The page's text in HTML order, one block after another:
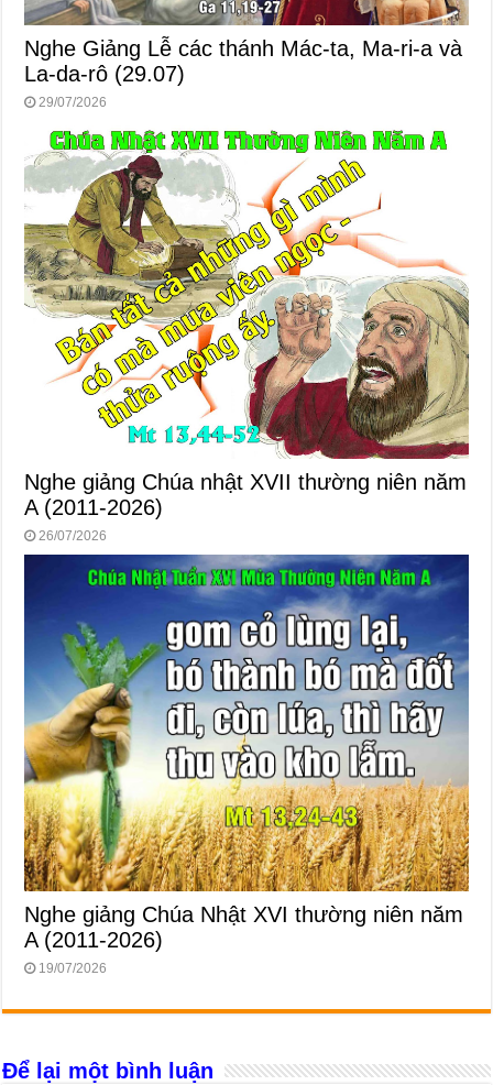
Nghe Giảng Lễ các thánh Mác-ta, Ma-ri-a và
La-da-rô (29.07)
29/07/2026
Nghe giảng Chúa nhật XVII thường niên năm
A (2011-2026)
26/07/2026
Nghe giảng Chúa Nhật XVI thường niên năm
A (2011-2026)
19/07/2026
Để lại một bình luận